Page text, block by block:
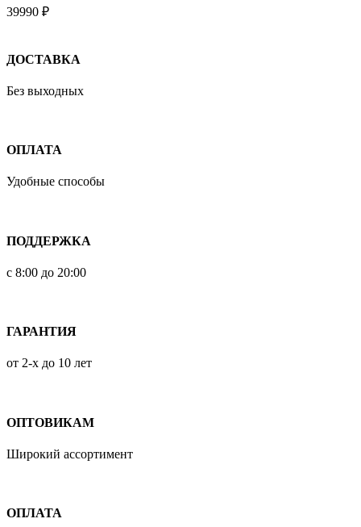
39990 ₽
ДОСТАВКА
Без выходных
ОПЛАТА
Удобные способы
ПОДДЕРЖКА
с 8:00 до 20:00
ГАРАНТИЯ
от 2-х до 10 лет
ОПТОВИКАМ
Широкий ассортимент
ОПЛАТА